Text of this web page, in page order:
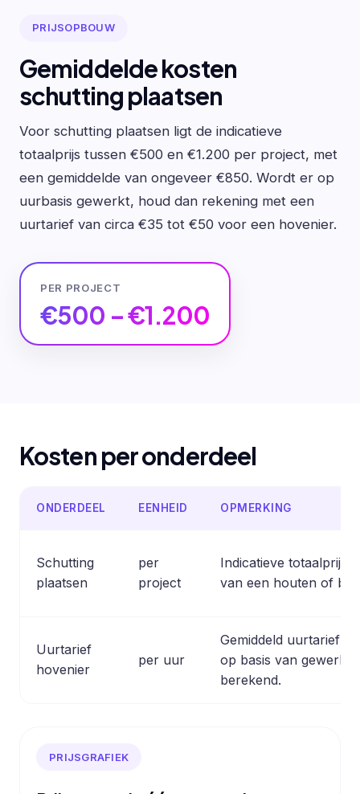
PRIJSOPBOUW
Gemiddelde kosten
schutting plaatsen
Voor schutting plaatsen ligt de indicatieve
totaalprijs tussen €500 en €1.200 per project, met
een gemiddelde van ongeveer €850. Wordt er op
uurbasis gewerkt, houd dan rekening met een
uurtarief van circa €35 tot €50 voor een hovenier.
PER PROJECT
€500 – €1.200
Kosten per onderdeel
ONDERDEEL EENHEID OPMERKING
Schutting
plaatsen
per
project
Indicatieve totaalprijs
van een houten of
Uurtarief
hovenier
per uur
Gemiddeld uurtarief
op basis van
berekend.
PRIJSGRAFIEK